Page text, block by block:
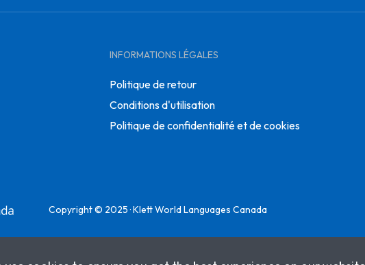
INFORMATIONS LÉGALES
Politique de retour
Conditions d'utilisation
Politique de confidentialité et de cookies
Copyright © 2025 · Klett World Languages Canada